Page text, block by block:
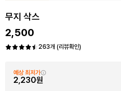
무지 삭스
2,500
263개 (리뷰확인)
예상 최저가
2,230원